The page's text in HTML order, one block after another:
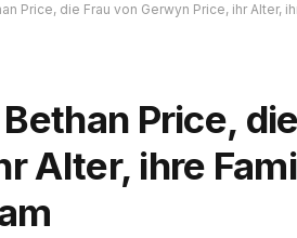
Price, die Frau von Gerwyn Price, ihr Alter,
Price,
Alter, ihre